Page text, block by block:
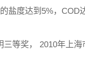
盐度达到5%，COD
等奖， 2010年上